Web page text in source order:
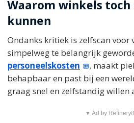
Waarom winkels
kunnen
Ondanks kritiek is zelfscan voor
simpelweg te belangrijk
personeelskosten
, maakt
behapbaar en past bij een
graag snel en zelfstandig willen
▼ Ad by